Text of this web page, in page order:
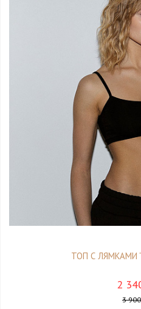
ТОП С ЛЯМКАМИ
2
3